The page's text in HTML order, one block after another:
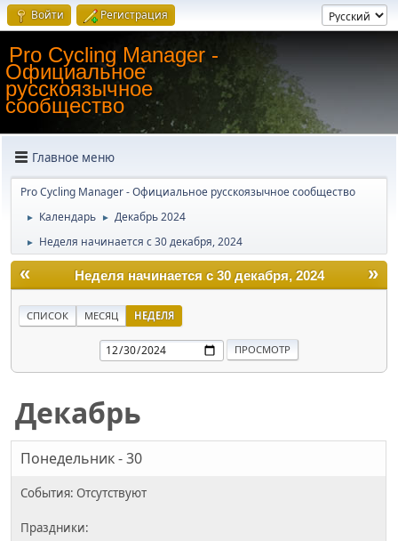
Войти Регистрация
Pro Cycling Manager -
Официальное
русскоязычное
сообщество
Главное меню
Pro Cycling Manager - Официальное русскоязычное сообщество
► Календарь ► Декабрь 2024
► Неделя начинается с 30 декабря, 2024
« »
Неделя начинается с 30 декабря, 2024
СПИСОК МЕСЯЦ НЕДЕЛЯ
Декабрь
Понедельник - 30